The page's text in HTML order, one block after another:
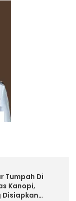
Tumpah Di
Kanopi,
Disiapkan